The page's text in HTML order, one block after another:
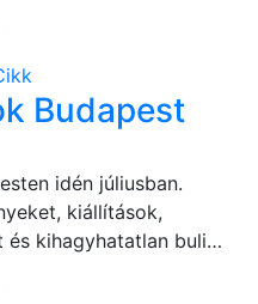
Budapest
idén júliusban.
kiállítások,
és kihagyhatatlan buli…